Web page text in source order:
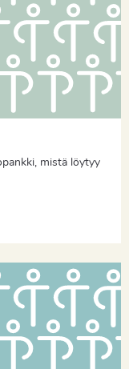
mistä löytyy